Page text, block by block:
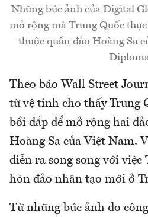
Những bức ảnh của Digital
mở rộng mà Trung Quốc
thuộc quần đảo Hoàng Sa
Theo báo Wall Street
từ vệ tinh cho thấy Trung
bồi đắp để mở rộng hai
Hoàng Sa của Việt Nam.
diễn ra song song với việc
hòn đảo nhân tạo mới ở
Từ những bức ảnh do